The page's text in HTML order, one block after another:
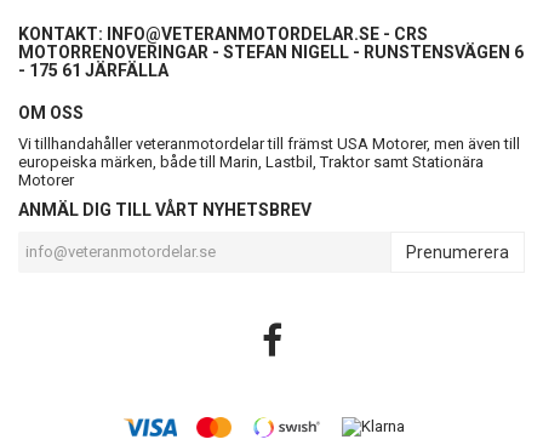
KONTAKT: INFO@VETERANMOTORDELAR.SE - CRS
MOTORRENOVERINGAR - STEFAN NIGELL - RUNSTENSVÄGEN 6
- 175 61 JÄRFÄLLA
OM OSS
Vi tillhandahåller veteranmotordelar till främst USA Motorer, men även till
europeiska märken, både till Marin, Lastbil, Traktor samt Stationära
Motorer
ANMÄL DIG TILL VÅRT NYHETSBREV
Prenumerera